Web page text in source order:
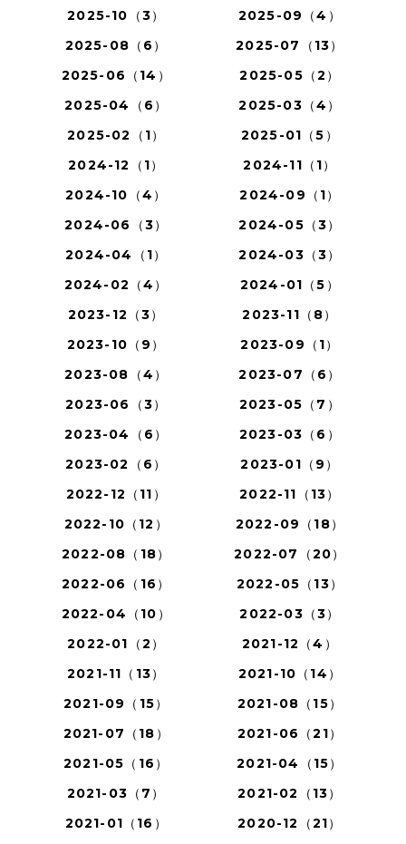
2025-10（3）
2025-09（4）
2025-08（6）
2025-07（13）
2025-06（14）
2025-05（2）
2025-04（6）
2025-03（4）
2025-02（1）
2025-01（5）
2024-12（1）
2024-11（1）
2024-10（4）
2024-09（1）
2024-06（3）
2024-05（3）
2024-04（1）
2024-03（3）
2024-02（4）
2024-01（5）
2023-12（3）
2023-11（8）
2023-10（9）
2023-09（1）
2023-08（4）
2023-07（6）
2023-06（3）
2023-05（7）
2023-04（6）
2023-03（6）
2023-02（6）
2023-01（9）
2022-12（11）
2022-11（13）
2022-10（12）
2022-09（18）
2022-08（18）
2022-07（20）
2022-06（16）
2022-05（13）
2022-04（10）
2022-03（3）
2022-01（2）
2021-12（4）
2021-11（13）
2021-10（14）
2021-09（15）
2021-08（15）
2021-07（18）
2021-06（21）
2021-05（16）
2021-04（15）
2021-03（7）
2021-02（13）
2021-01（16）
2020-12（21）